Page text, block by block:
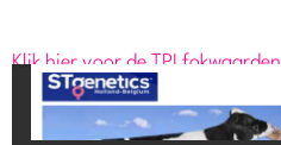
Klik hier voor de TPI fokwaarden